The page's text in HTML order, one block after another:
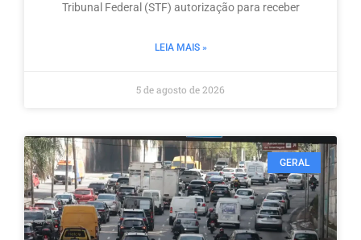
Tribunal Federal (STF) autorização para receber
LEIA MAIS »
5 de agosto de 2026
GERAL